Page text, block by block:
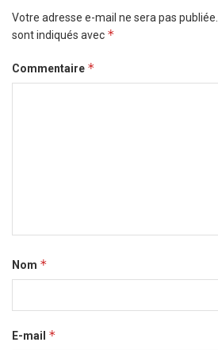
Votre adresse e-mail ne sera pas publiée.
sont indiqués avec *
Commentaire *
Nom *
E-mail *